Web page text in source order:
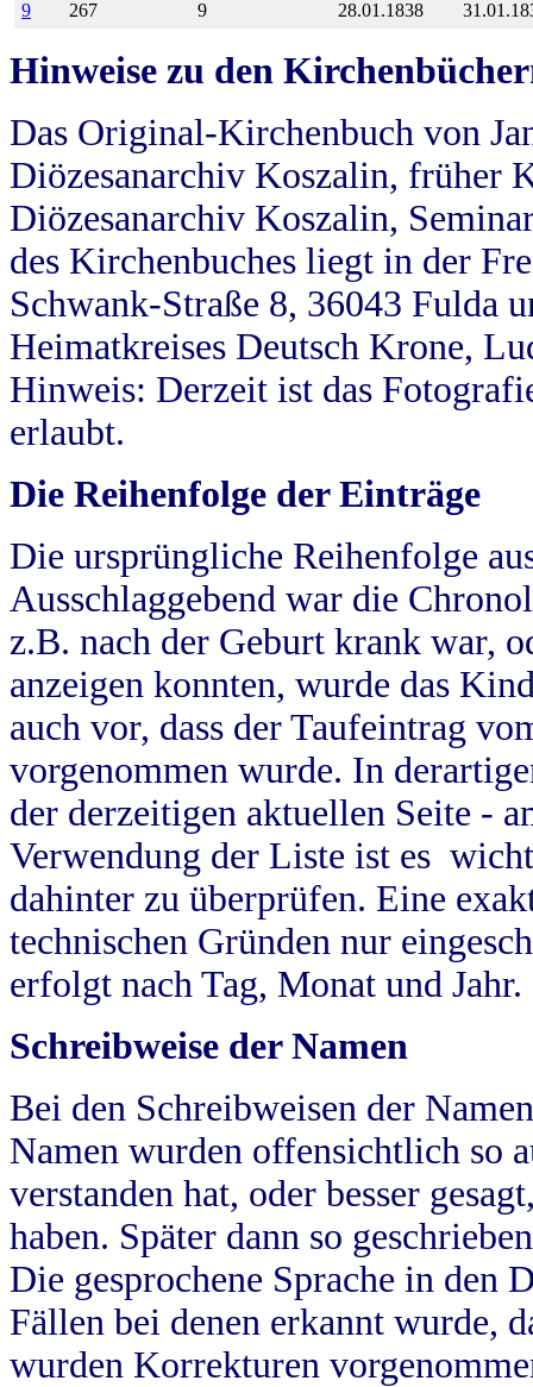
9 267 9 28.01.1838
Hinweise zu den
Das Original-Kirchenbuch von
Diözesanarchiv Koszalin, früher
Diözesanarchiv Koszalin,
des Kirchenbuches liegt in der
Schwank-Straße 8, 36043 Fulda
Heimatkreises Deutsch Krone,
Hinweis: Derzeit ist das
erlaubt.
Die Reihenfolge der Einträge
Die ursprüngliche Reihenfolge
Ausschlaggebend war die
z.B. nach der Geburt krank war,
anzeigen konnten, wurde das
auch vor, dass der Taufeintrag
vorgenommen wurde. In
der derzeitigen aktuellen Seite -
Verwendung der Liste ist es
dahinter zu überprüfen. Eine
technischen Gründen nur
erfolgt nach Tag, Monat und Jahr.
Schreibweise der Namen
Bei den Schreibweisen der
Namen wurden offensichtlich so
verstanden hat, oder besser
haben. Später dann so
Die gesprochene Sprache in
Fällen bei denen erkannt wurde,
wurden Korrekturen